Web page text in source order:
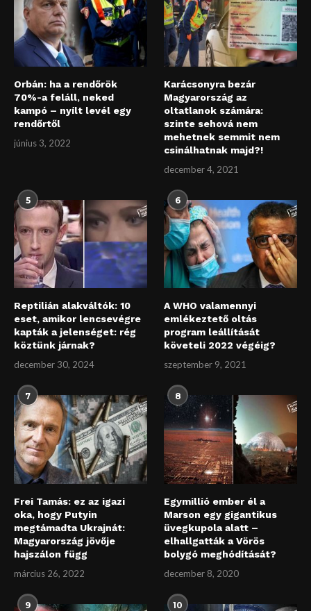
Orbán: ha a rendőrök
70%-a feláll, neked
kampó – nyílt levél egy
rendőrtől
június 3, 2022
Karácsonyra bezár
Magyarország az
oltatlanok számára:
szinte sehová nem
mehetnek semmit nem
csinálhatnak majd?!
december 4, 2021
5
Reptilián alakváltók: 10
eset, amikor lencsevégre
kapták a jelenséget: rég
köztünk járnak?
december 30, 2024
6
A WHO valamennyi
emlékeztető oltás
program leállítását
követeli 2022 végéig?
szeptember 9, 2021
7
Frei Tamás: ez az igazi
oka, hogy Putyin
megtámadta Ukrajnát:
Magyarország jövője
hajszálon függ
március 26, 2022
8
Egymillió ember él a
Marson egy gigantikus
üvegkupola alatt –
elhallgatták a Vörös
bolygó meghódítását?
december 8, 2020
9 10